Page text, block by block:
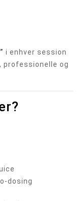
i enhver session
professionelle og
dosing